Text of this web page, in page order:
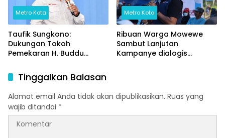
Metro Kota
Taufik Sungkono:
Dukungan Tokoh
Pemekaran H. Buddu
Perjuangan Untuk
Pasangan ASMARA Dalam
Pilkada Kolaka Timur 2024
Metro Kota
Ribuan Warga Mowewe
Sambut Lanjutan
Kampanye dialogis
Tinggalkan Balasan
Alamat email Anda tidak akan dipublikasikan. Ruas yang
wajib ditandai *